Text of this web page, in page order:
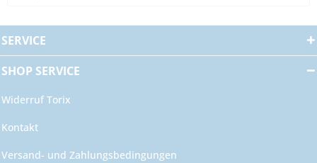
SERVICE
SHOP SERVICE
Widerruf Torix
Kontakt
Versand- und Zahlungsbedingungen